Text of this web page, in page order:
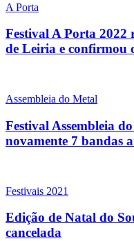
A Porta
Festival A Porta 2022
de Leiria e confirmou
Assembleia do Metal
Festival Assembleia
novamente 7 bandas
Festivais 2021
Edição de Natal do
cancelada